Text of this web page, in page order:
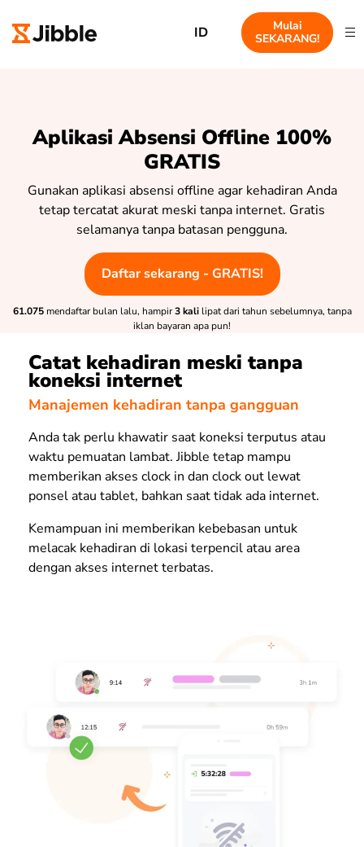
ID
Mulai
SEKARANG!
Aplikasi Absensi Offline 100%
GRATIS
Gunakan aplikasi absensi offline agar kehadiran Anda
tetap tercatat akurat meski tanpa internet. Gratis
selamanya tanpa batasan pengguna.
Daftar sekarang - GRATIS!
61.075 mendaftar bulan lalu, hampir 3 kali lipat dari tahun sebelumnya, tanpa
iklan bayaran apa pun!
Catat kehadiran meski tanpa
koneksi internet
Manajemen kehadiran tanpa gangguan
Anda tak perlu khawatir saat koneksi terputus atau
waktu pemuatan lambat. Jibble tetap mampu
memberikan akses clock in dan clock out lewat
ponsel atau tablet, bahkan saat tidak ada internet.
Kemampuan ini memberikan kebebasan untuk
melacak kehadiran di lokasi terpencil atau area
dengan akses internet terbatas.